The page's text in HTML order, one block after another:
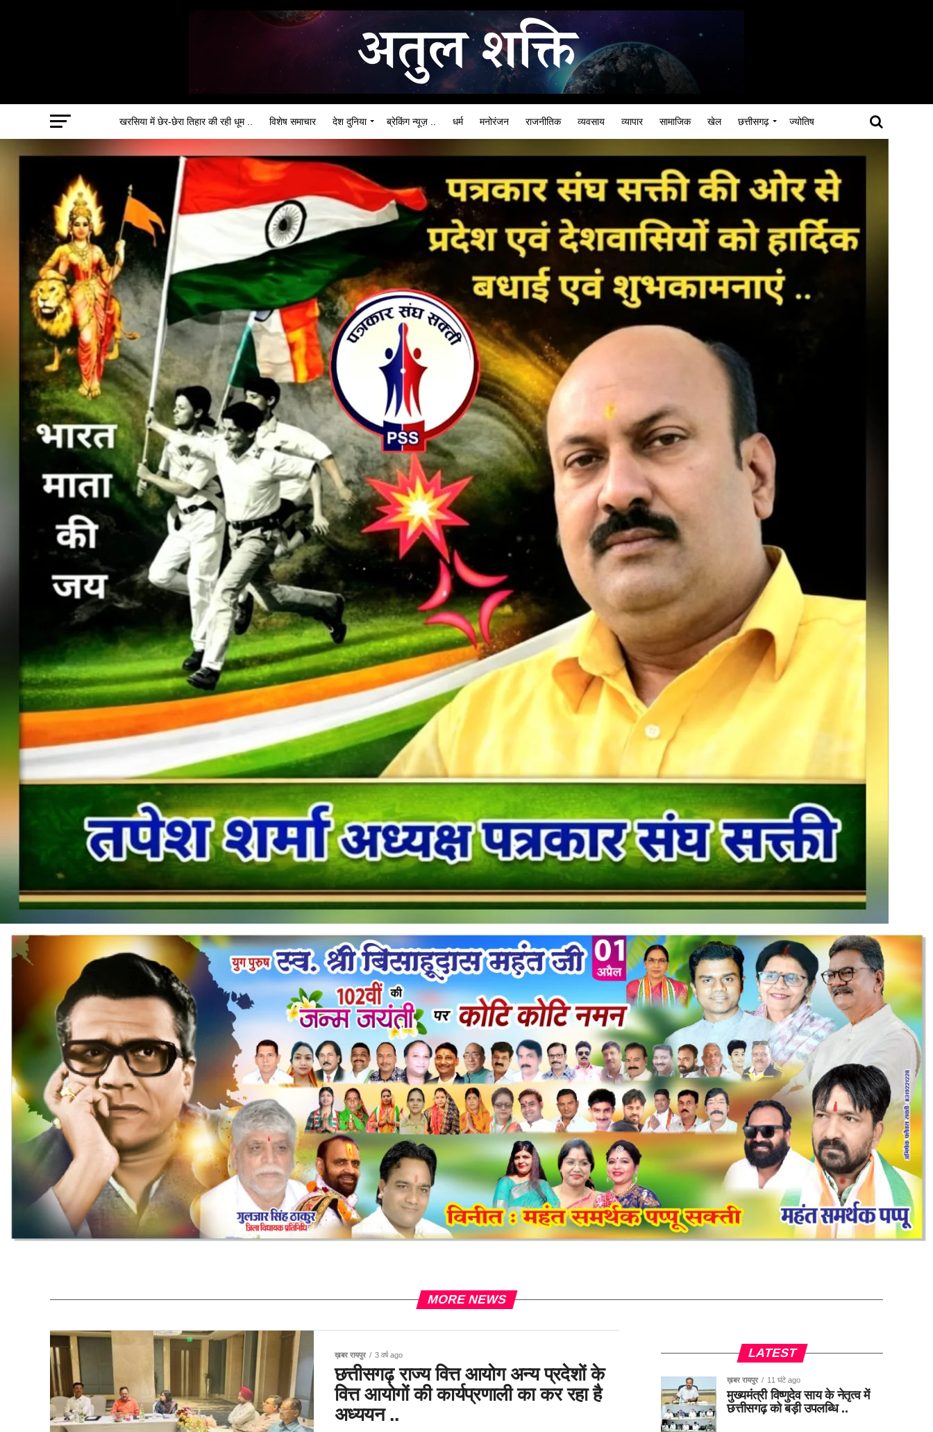
खरसिया में छेर-छेरा तिहार की रही धूम .. विशेष समाचार देश दुनिया ब्रेकिंग न्यूज़ .. धर्म मनोरंजन राजनीतिक व्यवसाय व्यापार सामाजिक खेल छत्तीसगढ़ ज्योतिष
MORE NEWS
ख़बर रायपुर 3 वर्ष ago
छत्तीसगढ़ राज्य वित्त आयोग अन्य प्रदेशों के
वित्त आयोगों की कार्यप्रणाली का कर रहा है
अध्ययन ..
LATEST
ख़बर रायपुर 11 घंटे ago
मुख्यमंत्री विष्णुदेव साय के नेतृत्व में
छत्तीसगढ़ को बड़ी उपलब्धि ..